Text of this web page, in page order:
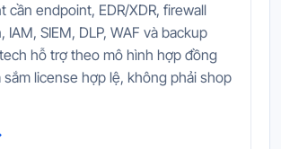
cần endpoint, EDR/XDR, firewall
IAM, SIEM, DLP, WAF và backup
hỗ trợ theo mô hình hợp đồng
sắm license hợp lệ, không phải shop